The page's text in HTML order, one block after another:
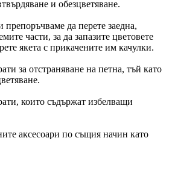
и обезцветяване.
препоръчваме да перете заедна,
части, за да запазите цветовете
якета с прикачените им качулки.
за отстраняване на петна, тъй като
които съдържат избелващи
аксесоари по същия начин като